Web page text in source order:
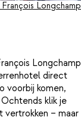
François Longchamp
Longchamp
direct
voorbij komen,
klik je
vertrokken – maar